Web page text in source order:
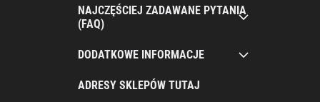
NAJCZĘŚCIEJ ZADAWANE PYTANIA
(FAQ)
DODATKOWE INFORMACJE
ADRESY SKLEPÓW TUTAJ